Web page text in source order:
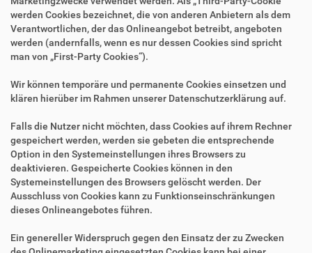
werden Cookies bezeichnet, die von anderen Anbietern als dem
Verantwortlichen, der das Onlineangebot betreibt, angeboten
werden (andernfalls, wenn es nur dessen Cookies sind spricht
man von „First-Party Cookies“).
Wir können temporäre und permanente Cookies einsetzen und
klären hierüber im Rahmen unserer Datenschutzerklärung auf.
Falls die Nutzer nicht möchten, dass Cookies auf ihrem Rechner
gespeichert werden, werden sie gebeten die entsprechende
Option in den Systemeinstellungen ihres Browsers zu
deaktivieren. Gespeicherte Cookies können in den
Systemeinstellungen des Browsers gelöscht werden. Der
Ausschluss von Cookies kann zu Funktionseinschränkungen
dieses Onlineangebotes führen.
Ein genereller Widerspruch gegen den Einsatz der zu Zwecken